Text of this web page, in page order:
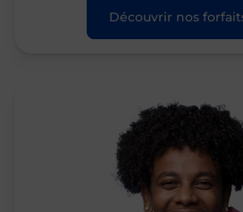
Découvrir nos